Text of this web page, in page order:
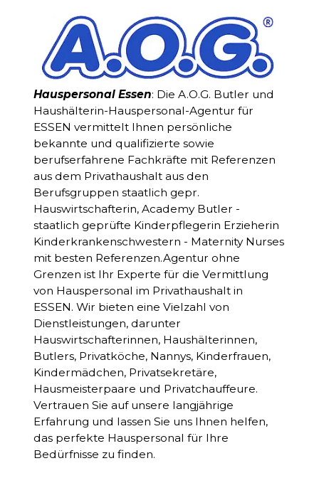
Hauspersonal Essen: Die A.O.G. Butler und
Haushälterin-Hauspersonal-Agentur für
ESSEN vermittelt Ihnen persönliche
bekannte und qualifizierte sowie
berufserfahrene Fachkräfte mit Referenzen
aus dem Privathaushalt aus den
Berufsgruppen staatlich gepr.
Hauswirtschafterin, Academy Butler -
staatlich geprüfte Kinderpflegerin Erzieherin
Kinderkrankenschwestern - Maternity Nurses
mit besten Referenzen.Agentur ohne
Grenzen ist Ihr Experte für die Vermittlung
von Hauspersonal im Privathaushalt in
ESSEN. Wir bieten eine Vielzahl von
Dienstleistungen, darunter
Hauswirtschafterinnen, Haushälterinnen,
Butlers, Privatköche, Nannys, Kinderfrauen,
Kindermädchen, Privatsekretäre,
Hausmeisterpaare und Privatchauffeure.
Vertrauen Sie auf unsere langjährige
Erfahrung und lassen Sie uns Ihnen helfen,
das perfekte Hauspersonal für Ihre
Bedürfnisse zu finden.